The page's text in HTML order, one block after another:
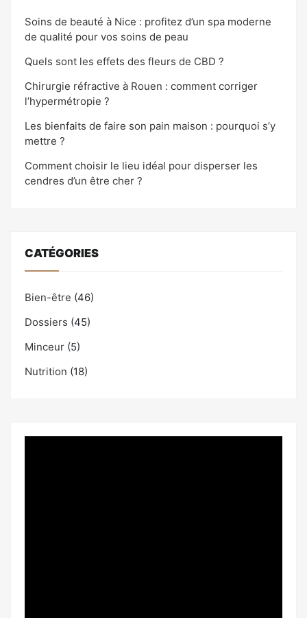
Soins de beauté à Nice : profitez d’un spa moderne
de qualité pour vos soins de peau
Quels sont les effets des fleurs de CBD ?
Chirurgie réfractive à Rouen : comment corriger
l’hypermétropie ?
Les bienfaits de faire son pain maison : pourquoi s’y
mettre ?
Comment choisir le lieu idéal pour disperser les
cendres d’un être cher ?
CATÉGORIES
Bien-être (46)
Dossiers (45)
Minceur (5)
Nutrition (18)